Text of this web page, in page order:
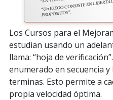
Los Cursos para el
estudian usando un
llama: “hoja de
enumerado en secuencia
terminas. Esto permite a
propia velocidad óptima.